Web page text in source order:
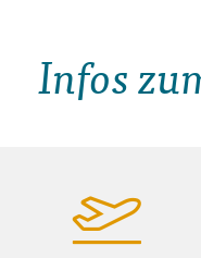
Infos